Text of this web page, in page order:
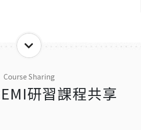
Course Sharing
研習課程共享